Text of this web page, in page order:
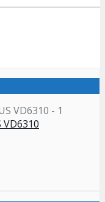
VD6310